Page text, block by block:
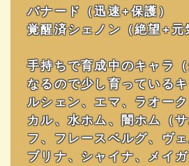
バナード（迅速+保護）
覚醒済シェノン（絶望+元
手持ちで育成中のキャラ
なるので少し育っているキ
ルシェン、エマ、ラオー
カル、水ホム、闇ホム（
フ、フレースベルグ、ヴ
ブリナ、シャイナ、メイ